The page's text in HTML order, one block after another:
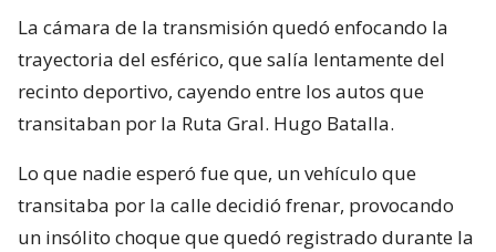
La cámara de la transmisión quedó enfocando la
trayectoria del esférico, que salía lentamente del
recinto deportivo, cayendo entre los autos que
transitaban por la Ruta Gral. Hugo Batalla.
Lo que nadie esperó fue que, un vehículo que
transitaba por la calle decidió frenar, provocando
un insólito choque que quedó registrado durante la